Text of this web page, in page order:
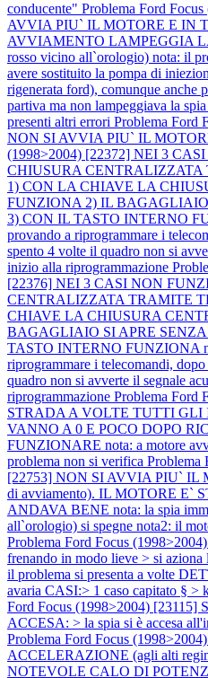
conducente" Problema Ford
AVVIA PIU` IL MOTORE E IN
AVVIAMENTO LAMPEGGIA
rosso vicino all`orologio) nota: il
avere sostituito la pompa di
rigenerata ford), comunque anche
partiva ma non lampeggiava la
presenti altri errori Problema Ford
NON SI AVVIA PIU` IL
(1998>2004) [22372] NEI 3
CHIUSURA
1) CON LA CHIAVE LA
FUNZIONA 2) IL
3) CON IL TASTO INTERNO
provando a riprogrammare i
spento 4 volte il quadro non si
inizio alla riprogrammazione
[22376] NEI 3 CASI NON
CENTRALIZZATA TRAMITE
CHIAVE LA CHIUSURA
BAGAGLIAIO SI APRE
TASTO INTERNO FUNZIONA
riprogrammare i telecomandi,
quadro non si avverte il segnale
riprogrammazione Problema Ford
STRADA A VOLTE TUTTI
VANNO A 0 E POCO DOPO
FUNZIONARE nota: a motore
problema non si verifica Problema
[22753] NON SI AVVIA PIU` IL
di avviamento). IL MOTORE E`
ANDAVA BENE nota: la spia
all`orologio) si spegne nota2: il
Problema Ford Focus
frenando in modo lieve > si
il problema si presenta a volte
avaria CASI:> 1 caso capitato § >
Ford Focus (1998>2004) [23115]
ACCESA: > la spia si è accesa
Problema Ford Focus
ACCELERAZIONE (agli alti
NOTEVOLE CALO DI